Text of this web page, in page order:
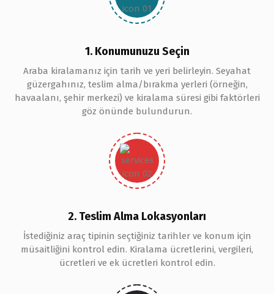
1. Konumunuzu Seçin
Araba kiralamanız için tarih ve yeri belirleyin. Seyahat
güzergahınız, teslim alma/bırakma yerleri (örneğin,
havaalanı, şehir merkezi) ve kiralama süresi gibi faktörleri
göz önünde bulundurun.
2. Teslim Alma Lokasyonları
İstediğiniz araç tipinin seçtiğiniz tarihler ve konum için
müsaitliğini kontrol edin. Kiralama ücretlerini, vergileri,
ücretleri ve ek ücretleri kontrol edin.